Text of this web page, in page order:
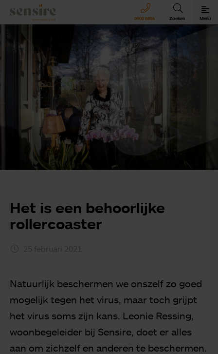
Sensire logo
0900 8856 Zoeken Menu
Sensire bij u thuis
Revalideren met Sensire
Wonen en zorg met Sensire
Meer over Sensire
Het is een behoorlijke
rollercoaster
25 februari 2021
Natuurlijk beschermen we onszelf zo goed
mogelijk tegen het virus, maar toch grijpt
het virus soms zijn kans. Leonie Ressing,
woonbegeleider bij Sensire, doet er alles
aan om zichzelf en anderen te beschermen.